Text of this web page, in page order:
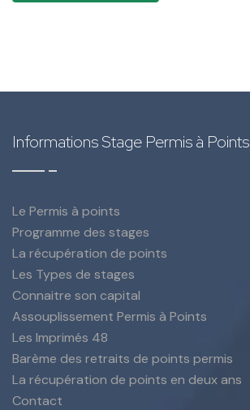
Informations Stage Permis à Points
Le Permis à points
Programme des stages
La récupération de points
Les Types de stages
Connaitre son capital
Assouplissement Permis à Points
Les Imprimés 48
Barème des retraits de points permis
La récupération de points en deux ans
Contact